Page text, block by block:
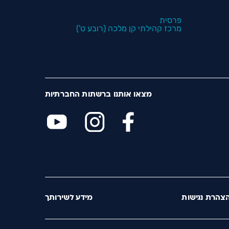
פרסית
מרכז קהילתי קן מלכה (רובע ט')
מצאו אותנו ברשתות החברתיות
נגישות מידע לשירותך